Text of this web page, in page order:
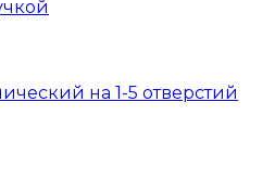
на 1-5 отверстий